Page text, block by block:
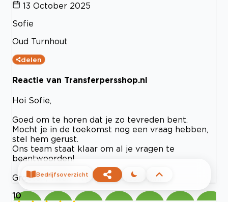
13 October 2025
Sofie
Oud Turnhout
delen
Reactie van Transferpersshop.nl
Hoi Sofie,
Goed om te horen dat je zo tevreden bent.
Mocht je in de toekomst nog een vraag hebben,
stel hem gerust.
Ons team staat klaar om al je vragen te
beantwoorden!
Groeten, Twan - Transferpersshop.nl
10
Bedrijfsoverzicht